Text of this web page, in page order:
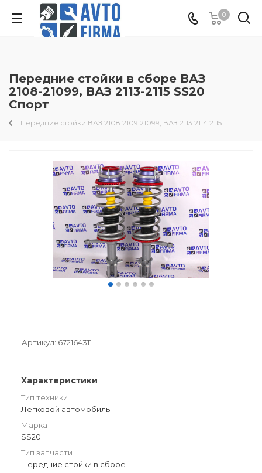
0
Передние стойки в сборе ВАЗ
2108-21099, ВАЗ 2113-2115 SS20
Спорт
Передние стойки ВАЗ 2108 2109 21099, ВАЗ 2113 2114 2115
Артикул: 672164311
Характеристики
Тип техники
Легковой автомобиль
Марка
SS20
Тип запчасти
Передние стойки в сборе